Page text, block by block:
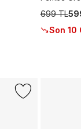
699 TL
Son 10